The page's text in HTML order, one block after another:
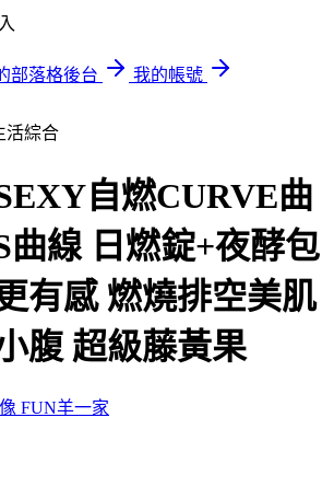
部落格後台
我的帳號
活綜合
自燃CURVE曲
曲線 日燃錠+夜酵包
有感 燃燒排空美肌
腹 超級藤黃果
FUN羊一家